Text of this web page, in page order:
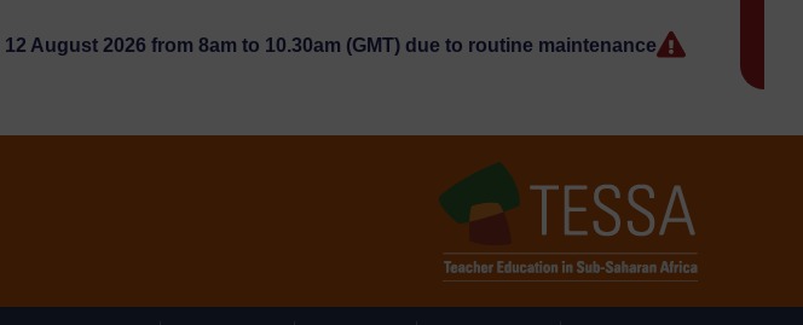
August 2026 from 8am to 10.30am (GMT) due to routine maintenance.